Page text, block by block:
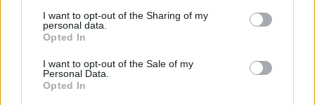
I want to opt-out of the Sharing of my
personal data.
Opted In
I want to opt-out of the Sale of my
Personal Data.
Opted In
Xingular
Publicado
Nando dijo: